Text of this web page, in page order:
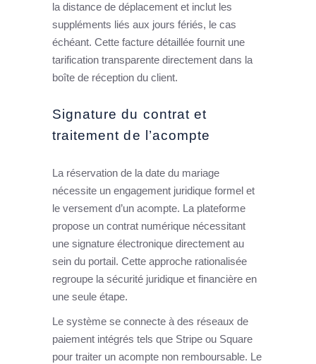
la distance de déplacement et inclut les
suppléments liés aux jours fériés, le cas
échéant. Cette facture détaillée fournit une
tarification transparente directement dans la
boîte de réception du client.
Signature du contrat et
traitement de l’acompte
La réservation de la date du mariage
nécessite un engagement juridique formel et
le versement d’un acompte. La plateforme
propose un contrat numérique nécessitant
une signature électronique directement au
sein du portail. Cette approche rationalisée
regroupe la sécurité juridique et financière en
une seule étape.
Le système se connecte à des réseaux de
paiement intégrés tels que Stripe ou Square
pour traiter un acompte non remboursable. Le